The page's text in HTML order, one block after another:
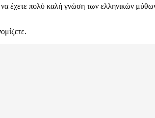
έχετε πολύ καλή γνώση των ελληνικών